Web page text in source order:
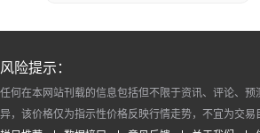
风险提示：
任何在本网站刊载的信息包括但不限于资讯、评论、
异，该价格仅为指示性价格反映行情走势，不宜为交